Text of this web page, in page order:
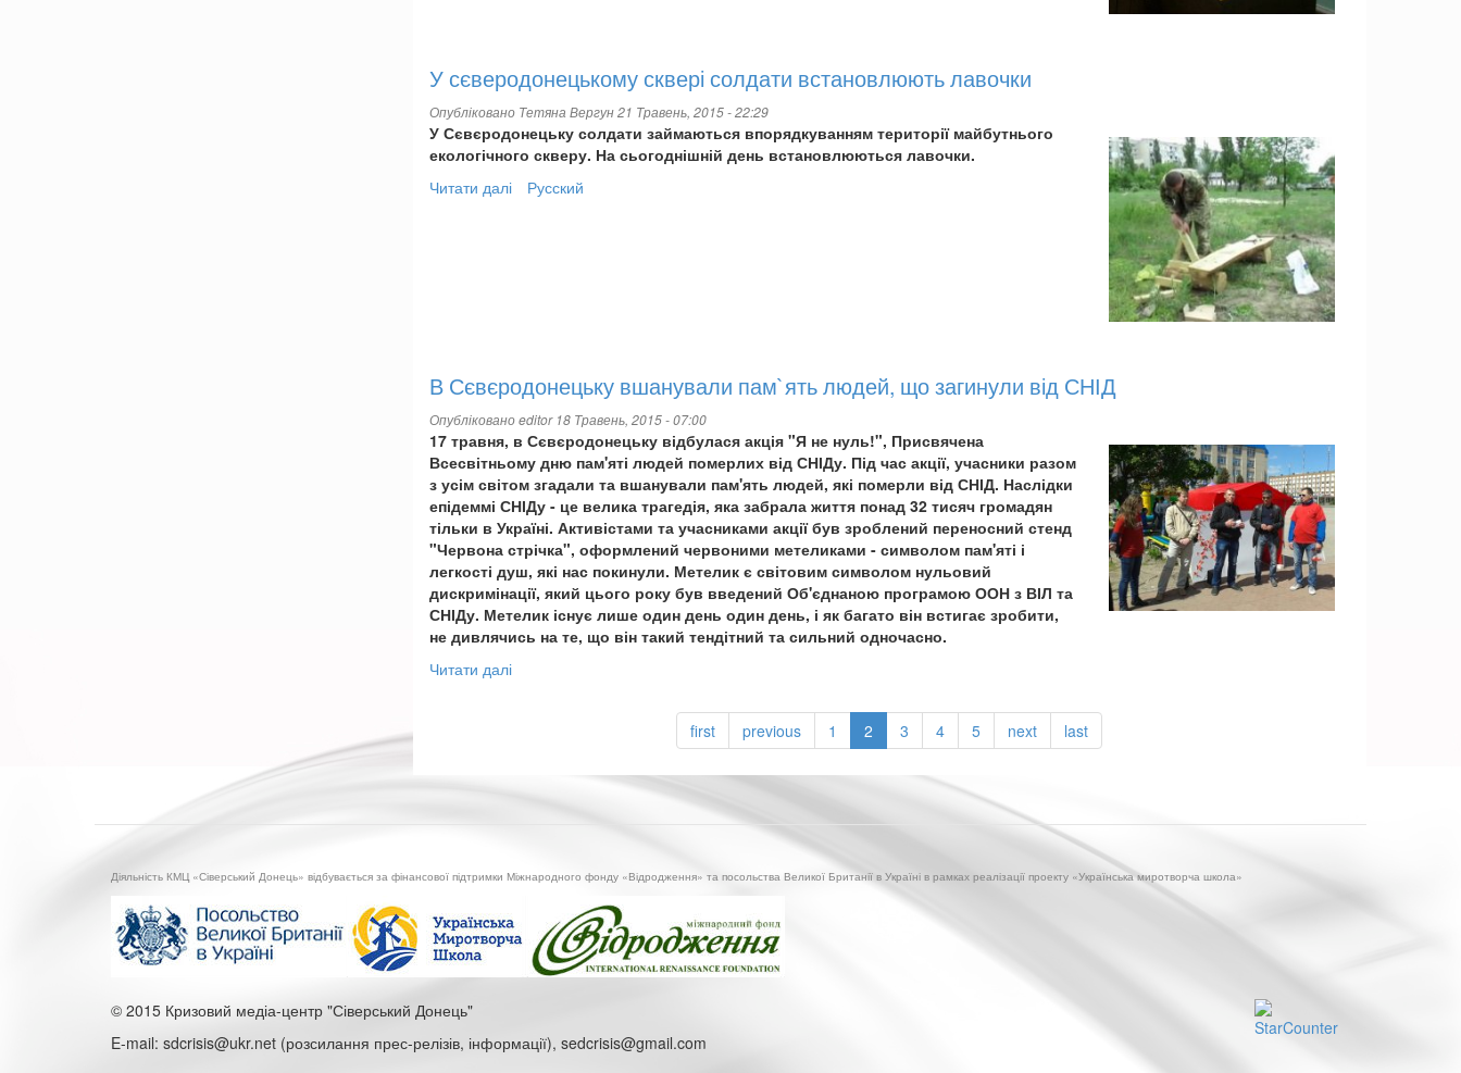
тривають
У сєверодонецькому сквері солдати встановлюють лавочки
Опубліковано Тетяна Вергун21 Травень, 2015 - 22:29
У Сєвєродонецьку солдати займаються впорядкуванням території майбутнього
екологічного скверу. На сьогоднішній день встановлюються лавочки.
Читати даліпроРусский
В Сєвєродонецьку вшанували пам`ять людей, що загинули від СНІД
Опублікованоeditor18 Травень, 2015 - 07:00
17 травня, в Сєвєродонецьку відбулася акція "Я не нуль!", Присвячена
Всесвітньому дню пам'яті людей померлих від СНІДу. Під час акції, учасники разом
з усім світом згадали та вшанували пам'ять людей, які померли від СНІД. Наслідки
епідеммі СНІДу - це велика трагедія, яка забрала життя понад 32 тисяч громадян
тільки в Україні. Активістами та учасниками акції був зроблений переносний стенд
"Червона стрічка", оформлений червоними метеликами - символом пам'яті і
легкості душ, які нас покинули. Метелик є світовим символом нульовий
дискримінації, який цього року був введений Об'єднаною програмою ООН з ВІЛ та
СНІДу. Метелик існує лише один день один день, і як багато він встигає зробити,
не дивлячись на те, що він такий тендітний та сильний одночасно.
Читати даліпро
first previous 1 2 3 4 5 next last
Діяльність КМЦ «Сіверський Донець» відбувається за фінансової підтримки Міжнародного фонду «Відродження» та посольства Великої Британії в Україні в рамках реалізації проекту «Українська миротворча школа»
© 2015 Кризовий медіа-центр "Сіверський Донець"
E-mail: sdcrisis@ukr.net (розсилання прес-релізів, інформації), sedcrisis@gmail.com